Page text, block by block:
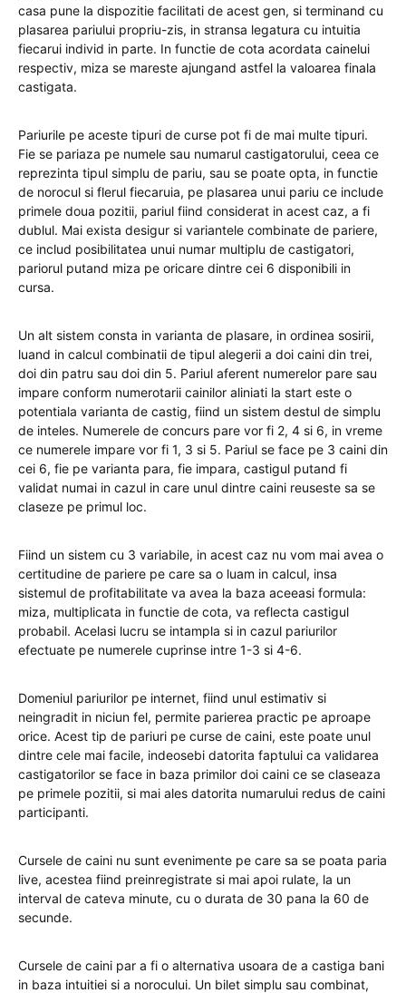
casa pune la dispozitie facilitati de acest gen, si terminand cu
plasarea pariului propriu-zis, in stransa legatura cu intuitia
fiecarui individ in parte. In functie de cota acordata cainelui
respectiv, miza se mareste ajungand astfel la valoarea finala
castigata.
Pariurile pe aceste tipuri de curse pot fi de mai multe tipuri.
Fie se pariaza pe numele sau numarul castigatorului, ceea ce
reprezinta tipul simplu de pariu, sau se poate opta, in functie
de norocul si flerul fiecaruia, pe plasarea unui pariu ce include
primele doua pozitii, pariul fiind considerat in acest caz, a fi
dublul. Mai exista desigur si variantele combinate de pariere,
ce includ posibilitatea unui numar multiplu de castigatori,
pariorul putand miza pe oricare dintre cei 6 disponibili in
cursa.
Un alt sistem consta in varianta de plasare, in ordinea sosirii,
luand in calcul combinatii de tipul alegerii a doi caini din trei,
doi din patru sau doi din 5. Pariul aferent numerelor pare sau
impare conform numerotarii cainilor aliniati la start este o
potentiala varianta de castig, fiind un sistem destul de simplu
de inteles. Numerele de concurs pare vor fi 2, 4 si 6, in vreme
ce numerele impare vor fi 1, 3 si 5. Pariul se face pe 3 caini din
cei 6, fie pe varianta para, fie impara, castigul putand fi
validat numai in cazul in care unul dintre caini reuseste sa se
claseze pe primul loc.
Fiind un sistem cu 3 variabile, in acest caz nu vom mai avea o
certitudine de pariere pe care sa o luam in calcul, insa
sistemul de profitabilitate va avea la baza aceeasi formula:
miza, multiplicata in functie de cota, va reflecta castigul
probabil. Acelasi lucru se intampla si in cazul pariurilor
efectuate pe numerele cuprinse intre 1-3 si 4-6.
Domeniul pariurilor pe internet, fiind unul estimativ si
neingradit in niciun fel, permite parierea practic pe aproape
orice. Acest tip de pariuri pe curse de caini, este poate unul
dintre cele mai facile, indeosebi datorita faptului ca validarea
castigatorilor se face in baza primilor doi caini ce se claseaza
pe primele pozitii, si mai ales datorita numarului redus de caini
participanti.
Cursele de caini nu sunt evenimente pe care sa se poata paria
live, acestea fiind preinregistrate si mai apoi rulate, la un
interval de cateva minute, cu o durata de 30 pana la 60 de
secunde.
Cursele de caini par a fi o alternativa usoara de a castiga bani
in baza intuitiei si a norocului. Un bilet simplu sau combinat,